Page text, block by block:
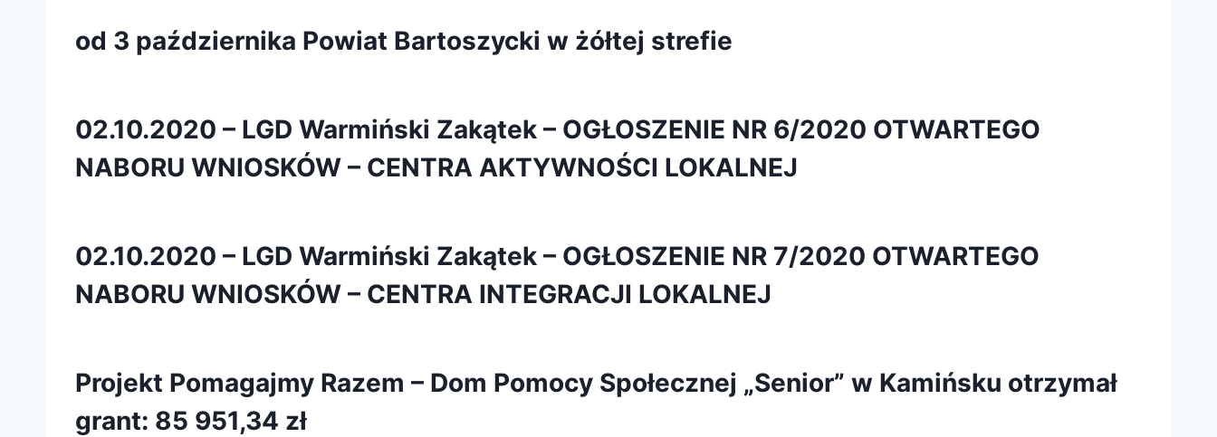
od 3 października Powiat Bartoszycki w żółtej strefie
02.10.2020 – LGD Warmiński Zakątek – OGŁOSZENIE NR 6/2020 OTWARTEGO
NABORU WNIOSKÓW – CENTRA AKTYWNOŚCI LOKALNEJ
02.10.2020 – LGD Warmiński Zakątek – OGŁOSZENIE NR 7/2020 OTWARTEGO
NABORU WNIOSKÓW – CENTRA INTEGRACJI LOKALNEJ
Projekt Pomagajmy Razem – Dom Pomocy Społecznej „Senior” w Kamińsku otrzymał
grant: 85 951,34 zł